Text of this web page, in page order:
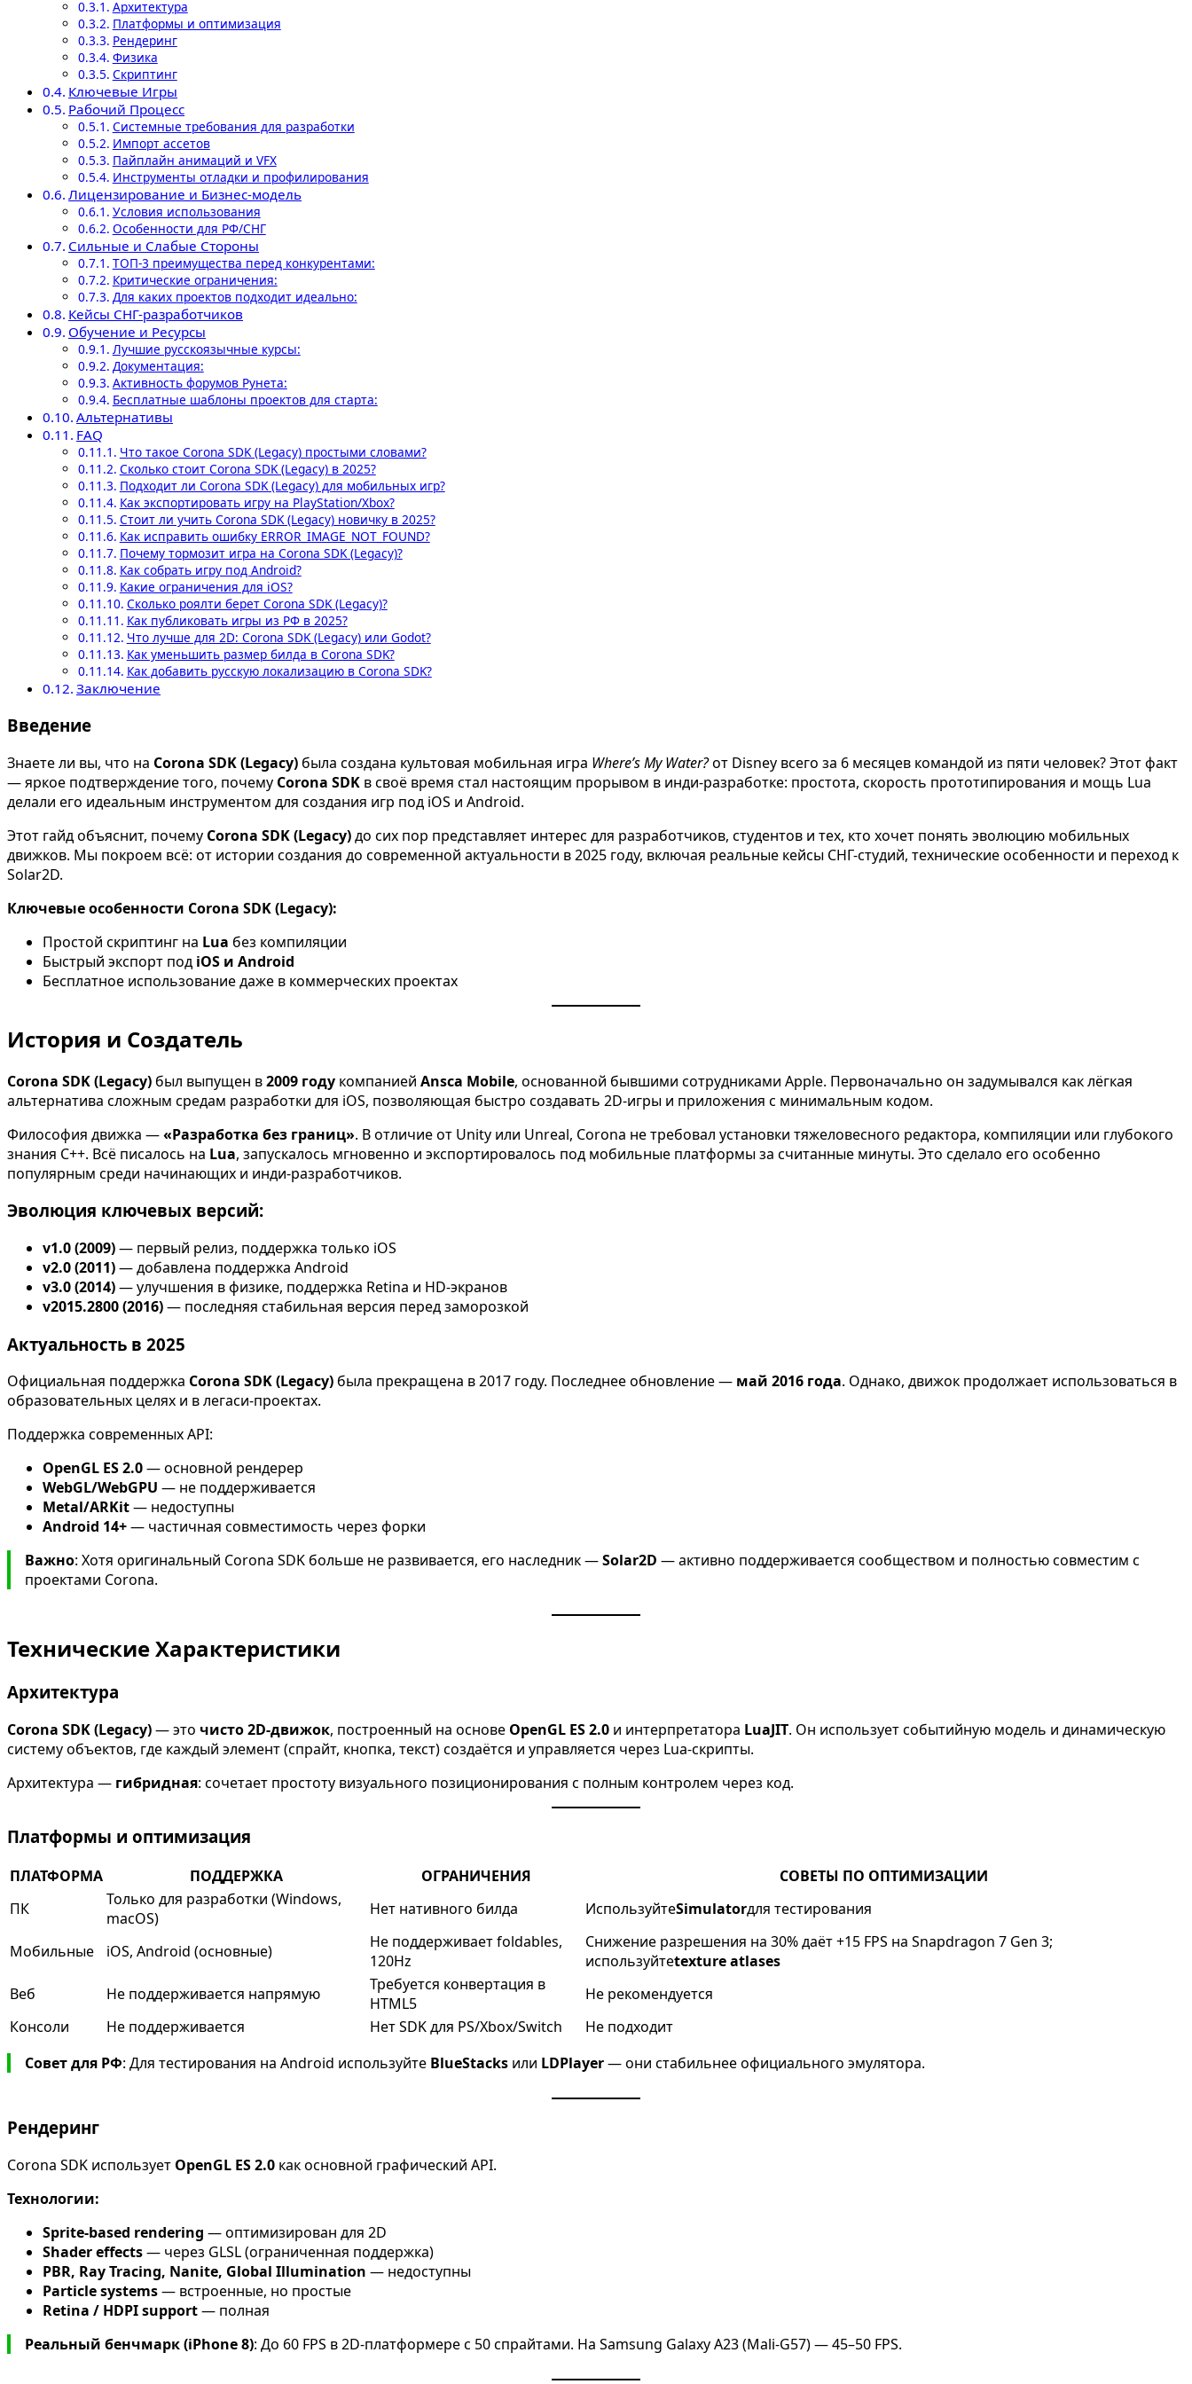
Архитектура
Платформы и оптимизация
Рендеринг
Физика
Скриптинг
Ключевые Игры
Рабочий Процесс
Системные требования для разработки
Импорт ассетов
Пайплайн анимаций и VFX
Инструменты отладки и профилирования
Лицензирование и Бизнес-модель
Условия использования
Особенности для РФ/СНГ
Сильные и Слабые Стороны
ТОП-3 преимущества перед конкурентами:
Критические ограничения:
Для каких проектов подходит идеально:
Кейсы СНГ-разработчиков
Обучение и Ресурсы
Лучшие русскоязычные курсы:
Документация:
Активность форумов Рунета:
Бесплатные шаблоны проектов для старта:
Альтернативы
FAQ
Что такое Corona SDK (Legacy) простыми словами?
Сколько стоит Corona SDK (Legacy) в 2025?
Подходит ли Corona SDK (Legacy) для мобильных игр?
Как экспортировать игру на PlayStation/Xbox?
Стоит ли учить Corona SDK (Legacy) новичку в 2025?
Как исправить ошибку ERROR_IMAGE_NOT_FOUND?
Почему тормозит игра на Corona SDK (Legacy)?
Как собрать игру под Android?
Какие ограничения для iOS?
Сколько роялти берет Corona SDK (Legacy)?
Как публиковать игры из РФ в 2025?
Что лучше для 2D: Corona SDK (Legacy) или Godot?
Как уменьшить размер билда в Corona SDK?
Как добавить русскую локализацию в Corona SDK?
Заключение
Введение
Знаете ли вы, что на Corona SDK (Legacy) была создана культовая мобильная игра Where’s My Water?от Disney всего за 6 месяцев командой из пяти человек? Этот факт
— яркое подтверждение того, почему Corona SDK в своё время стал настоящим прорывом в инди-разработке: простота, скорость прототипирования и мощь Lua
делали его идеальным инструментом для создания игр под iOS и Android.
Этот гайд объяснит, почему Corona SDK (Legacy)до сих пор представляет интерес для разработчиков, студентов и тех, кто хочет понять эволюцию мобильных
движков. Мы покроем всё: от истории создания до современной актуальности в 2025 году, включая реальные кейсы СНГ-студий, технические особенности и переход к
Solar2D.
Ключевые особенности Corona SDK (Legacy):
Простой скриптинг на Lua без компиляции
Быстрый экспорт под iOS и Android
Бесплатное использование даже в коммерческих проектах
История и Создатель
Corona SDK (Legacy) был выпущен в2009 году компанией Ansca Mobile, основанной бывшими сотрудниками Apple. Первоначально он задумывался как лёгкая
альтернатива сложным средам разработки для iOS, позволяющая быстро создавать 2D-игры и приложения с минимальным кодом.
Философия движка —«Разработка без границ». В отличие от Unity или Unreal, Corona не требовал установки тяжеловесного редактора, компиляции или глубокого
знания C++. Всё писалось на Lua, запускалось мгновенно и экспортировалось под мобильные платформы за считанные минуты. Это сделало его особенно
популярным среди начинающих и инди-разработчиков.
Эволюция ключевых версий:
v1.0 (2009)— первый релиз, поддержка только iOS
v2.0 (2011)— добавлена поддержка Android
v3.0 (2014)— улучшения в физике, поддержка Retina и HD-экранов
v2015.2800 (2016)— последняя стабильная версия перед заморозкой
Актуальность в 2025
Официальная поддержка Corona SDK (Legacy) была прекращена в 2017 году. Последнее обновление — май 2016 года. Однако, движок продолжает использоваться в
образовательных целях и в легаси-проектах.
Поддержка современных API:
OpenGL ES 2.0— основной рендерер
WebGL/WebGPU — не поддерживается
Metal/ARKit— недоступны
Android 14+— частичная совместимость через форки
Важно: Хотя оригинальный Corona SDK больше не развивается, его наследник —Solar2D — активно поддерживается сообществом и полностью совместим с
проектами Corona.
Технические Характеристики
Архитектура
Corona SDK (Legacy)— это чисто 2D-движок, построенный на основе OpenGL ES 2.0 и интерпретатора LuaJIT. Он использует событийную модель и динамическую
систему объектов, где каждый элемент (спрайт, кнопка, текст) создаётся и управляется через Lua-скрипты.
Архитектура — гибридная: сочетает простоту визуального позиционирования с полным контролем через код.
Платформы и оптимизация
ПЛАТФОРМА ПОДДЕРЖКА ОГРАНИЧЕНИЯ
СОВЕТЫ ПО ОПТИМИЗАЦИИ
ПК
Только для разработки (Windows,
macOS)
Нет нативного билда ИспользуйтеSimulatorдля тестирования
Мобильные iOS, Android (основные)
Не поддерживает foldables,
120Hz
Снижение разрешения на 30% даёт +15 FPS на Snapdragon 7 Gen 3;
используйтеtexture atlases
Веб
Не поддерживается напрямую
Требуется конвертация в
HTML5
Не рекомендуется
Консоли
Не поддерживается Нет SDK для PS/Xbox/Switch
Не подходит
Совет для РФ: Для тестирования на Android используйте BlueStacks или LDPlayer— они стабильнее официального эмулятора.
Рендеринг
Corona SDK использует OpenGL ES 2.0 как основной графический API.
Технологии:
Sprite-based rendering — оптимизирован для 2D
Shader effects— через GLSL (ограниченная поддержка)
PBR, Ray Tracing, Nanite, Global Illumination — недоступны
Particle systems— встроенные, но простые
Retina / HDPI support— полная
Реальный бенчмарк (iPhone 8): До 60 FPS в 2D-платформере с 50 спрайтами. На Samsung Galaxy A23 (Mali-G57) — 45–50 FPS.